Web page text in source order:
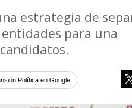
estrategia de
entidades para una
Política en Google